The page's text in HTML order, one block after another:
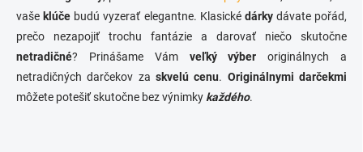
vaše klúče budú vyzerať elegantne. Klasické dárkydávate pořád,
prečo nezapojiť trochu fantázie a darovať niečo skutočne
netradičné? Prinášame Vám veľký výber originálnych a
netradičných darčekov za skvelú cenu. Originálnymi darčekmi
môžete potešiť skutočne bez výnimky každého.